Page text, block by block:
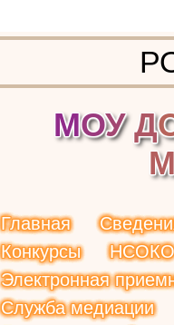
МОУ Д
Главная
Конкурсы
НСОКО
Электронная
Служба медиации